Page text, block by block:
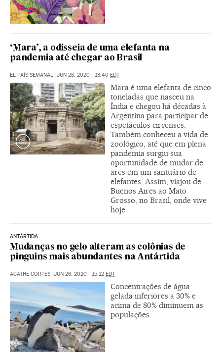
‘Mara’, a odisseia de uma elefanta na
pandemia até chegar ao Brasil
EL PAÍS SEMANAL | JUN 28, 2020 - 13:40 EDT
Mara é uma elefanta de cinco
toneladas que nasceu na
Índia e chegou há décadas à
Argentina para participar de
espetáculos circenses.
Também conheceu a vida de
zoológico, até que em plena
pandemia surgiu sua
oportunidade de mudar de
ares em um santuário de
elefantes. Assim, viajou de
Buenos Aires ao Mato
Grosso, no Brasil, onde vive
hoje.
ANTÁRTIDA
Mudanças no gelo alteram as colônias de
pinguins mais abundantes na Antártida
AGATHE CORTES | JUN 26, 2020 - 15:12 EDT
Concentrações de água
gelada inferiores a 30% e
acima de 80% diminuem as
populações